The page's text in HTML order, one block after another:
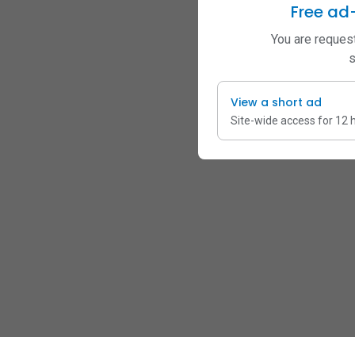
Free
You are
View a short ad
Site-wide access for 12